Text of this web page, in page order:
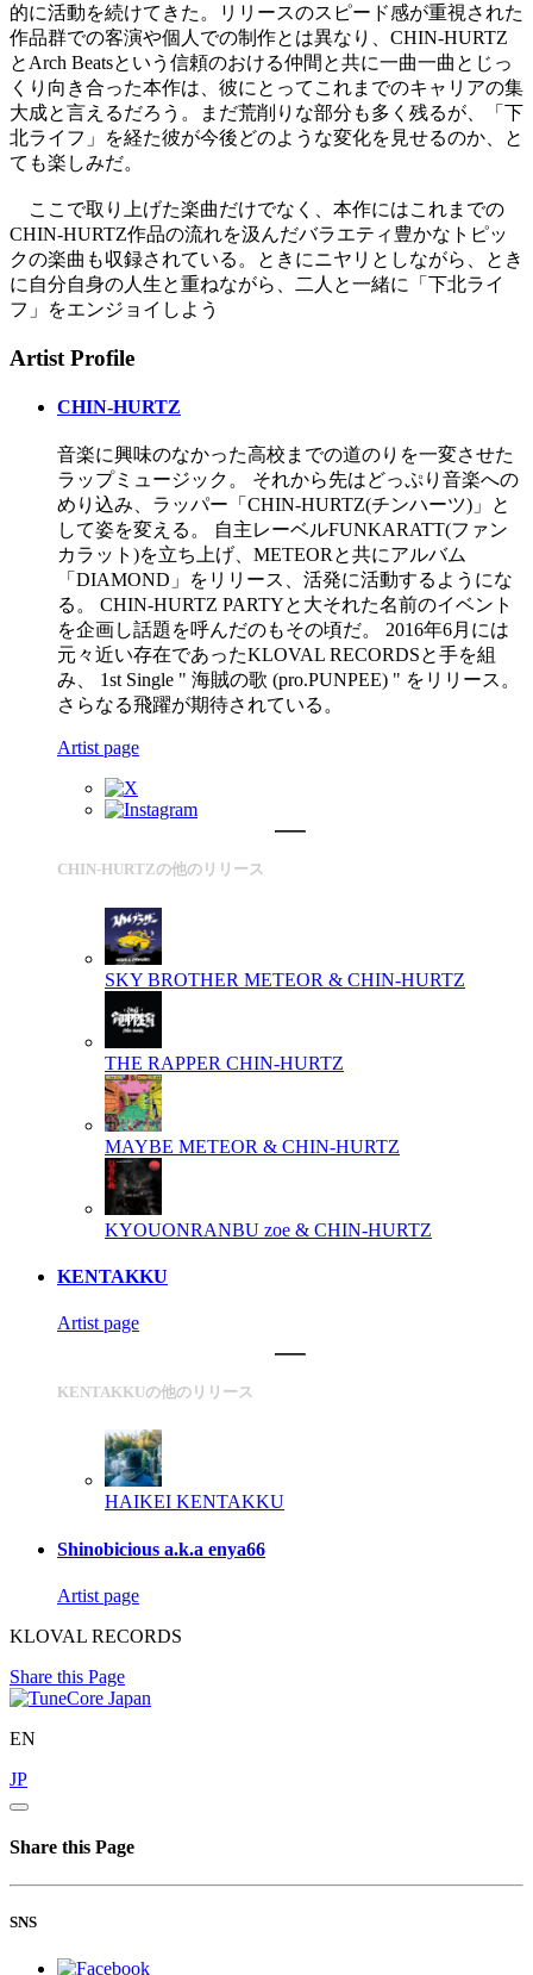
的に活動を続けてきた。リリースのスピード感が重視された
作品群での客演や個人での制作とは異なり、CHIN-HURTZ
とArch Beatsという信頼のおける仲間と共に一曲一曲とじっ
くり向き合った本作は、彼にとってこれまでのキャリアの集
大成と言えるだろう。まだ荒削りな部分も多く残るが、「下
北ライフ」を経た彼が今後どのような変化を見せるのか、と
ても楽しみだ。
ここで取り上げた楽曲だけでなく、本作にはこれまでの
CHIN-HURTZ作品の流れを汲んだバラエティ豊かなトピッ
クの楽曲も収録されている。ときにニヤリとしながら、とき
に自分自身の人生と重ねながら、二人と一緒に「下北ライ
フ」をエンジョイしよう
Artist Profile
CHIN-HURTZ
音楽に興味のなかった高校までの道のりを一変させた
ラップミュージック。 それから先はどっぷり音楽への
めり込み、ラッパー「CHIN-HURTZ(チンハーツ)」と
して姿を変える。 自主レーベルFUNKARATT(ファン
カラット)を立ち上げ、METEORと共にアルバム
「DIAMOND」をリリース、活発に活動するようにな
る。 CHIN-HURTZ PARTYと大それた名前のイベント
を企画し話題を呼んだのもその頃だ。 2016年6月には
元々近い存在であったKLOVAL RECORDSと手を組
み、 1st Single " 海賊の歌 (pro.PUNPEE) " をリリース。
さらなる飛躍が期待されている。
Artist page
CHIN-HURTZの他のリリース
SKY BROTHER METEOR & CHIN-HURTZ
THE RAPPER CHIN-HURTZ
MAYBE METEOR & CHIN-HURTZ
KYOUONRANBU zoe & CHIN-HURTZ
KENTAKKU
Artist page
KENTAKKUの他のリリース
HAIKEI KENTAKKU
Shinobicious a.k.a enya66
Artist page
KLOVAL RECORDS
Share this Page
EN
JP
Share this Page
SNS